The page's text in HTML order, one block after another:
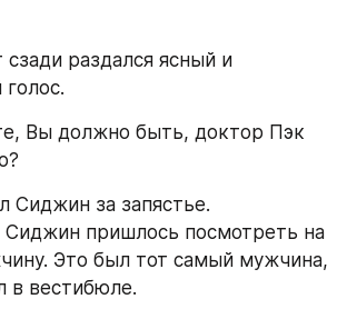
раздался ясный и
Вы должно быть, доктор Пэк
Сиджин за запястье.
пришлось посмотреть на
Это был тот самый мужчина,
в вестибюле.